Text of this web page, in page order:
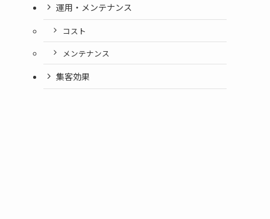
運用・メンテナンス
コスト
メンテナンス
集客効果